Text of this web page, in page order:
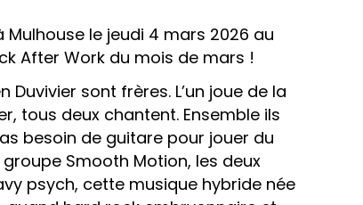
Mulhouse le jeudi 4 mars 2026 au
After Work du mois de mars !
Duvivier sont frères. L’un joue de la
tous deux chantent. Ensemble ils
besoin de guitare pour jouer du
groupe Smooth Motion, les deux
psych, cette musique hybride née